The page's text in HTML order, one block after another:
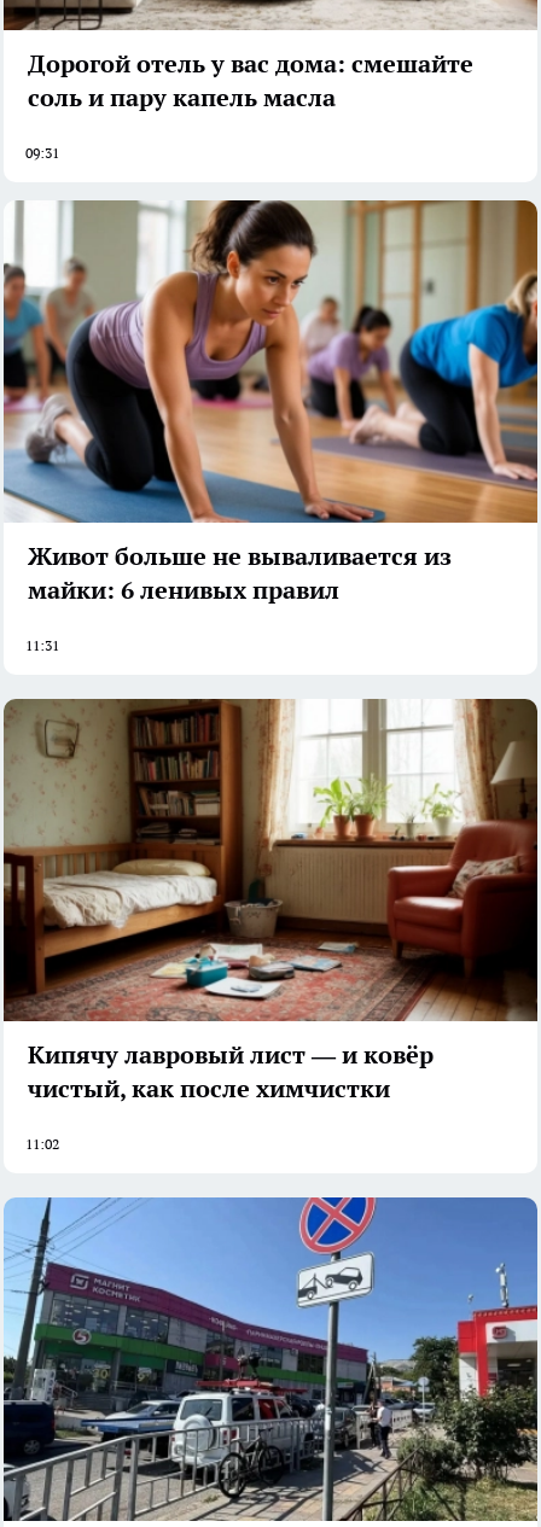
Дорогой отель у вас дома: смешайте
соль и пару капель масла
09:31
Живот больше не вываливается из
майки: 6 ленивых правил
11:31
Кипячу лавровый лист — и ковёр
чистый, как после химчистки
11:02